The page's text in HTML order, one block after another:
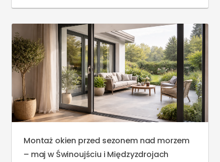
Montaż okien przed sezonem nad morzem
– maj w Świnoujściu i Międzyzdrojach